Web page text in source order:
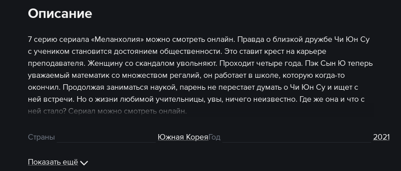
Описание
7 серию сериала «Меланхолия» можно смотреть онлайн. Правда о близкой дружбе Чи Юн Су
с учеником становится достоянием общественности. Это ставит крест на карьере
преподавателя. Женщину со скандалом увольняют. Проходит четыре года. Пэк Сын Ю теперь
уважаемый математик со множеством регалий, он работает в школе, которую когда-то
окончил. Продолжая заниматься наукой, парень не перестает думать о Чи Юн Су и ищет с
ней встречи. Но о жизни любимой учительницы, увы, ничего неизвестно. Где же она и что с
ней стало? Сериал можно смотреть онлайн.
Страны Южная КореяГод 2021
Показать ещё